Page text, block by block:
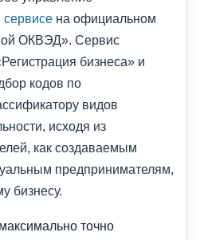
сервисе на официальном
ОКВЭД». Сервис
бизнеса» и
кодов по
видов
исходя из
как создаваемым
предпринимателям,
бизнесу.
точно